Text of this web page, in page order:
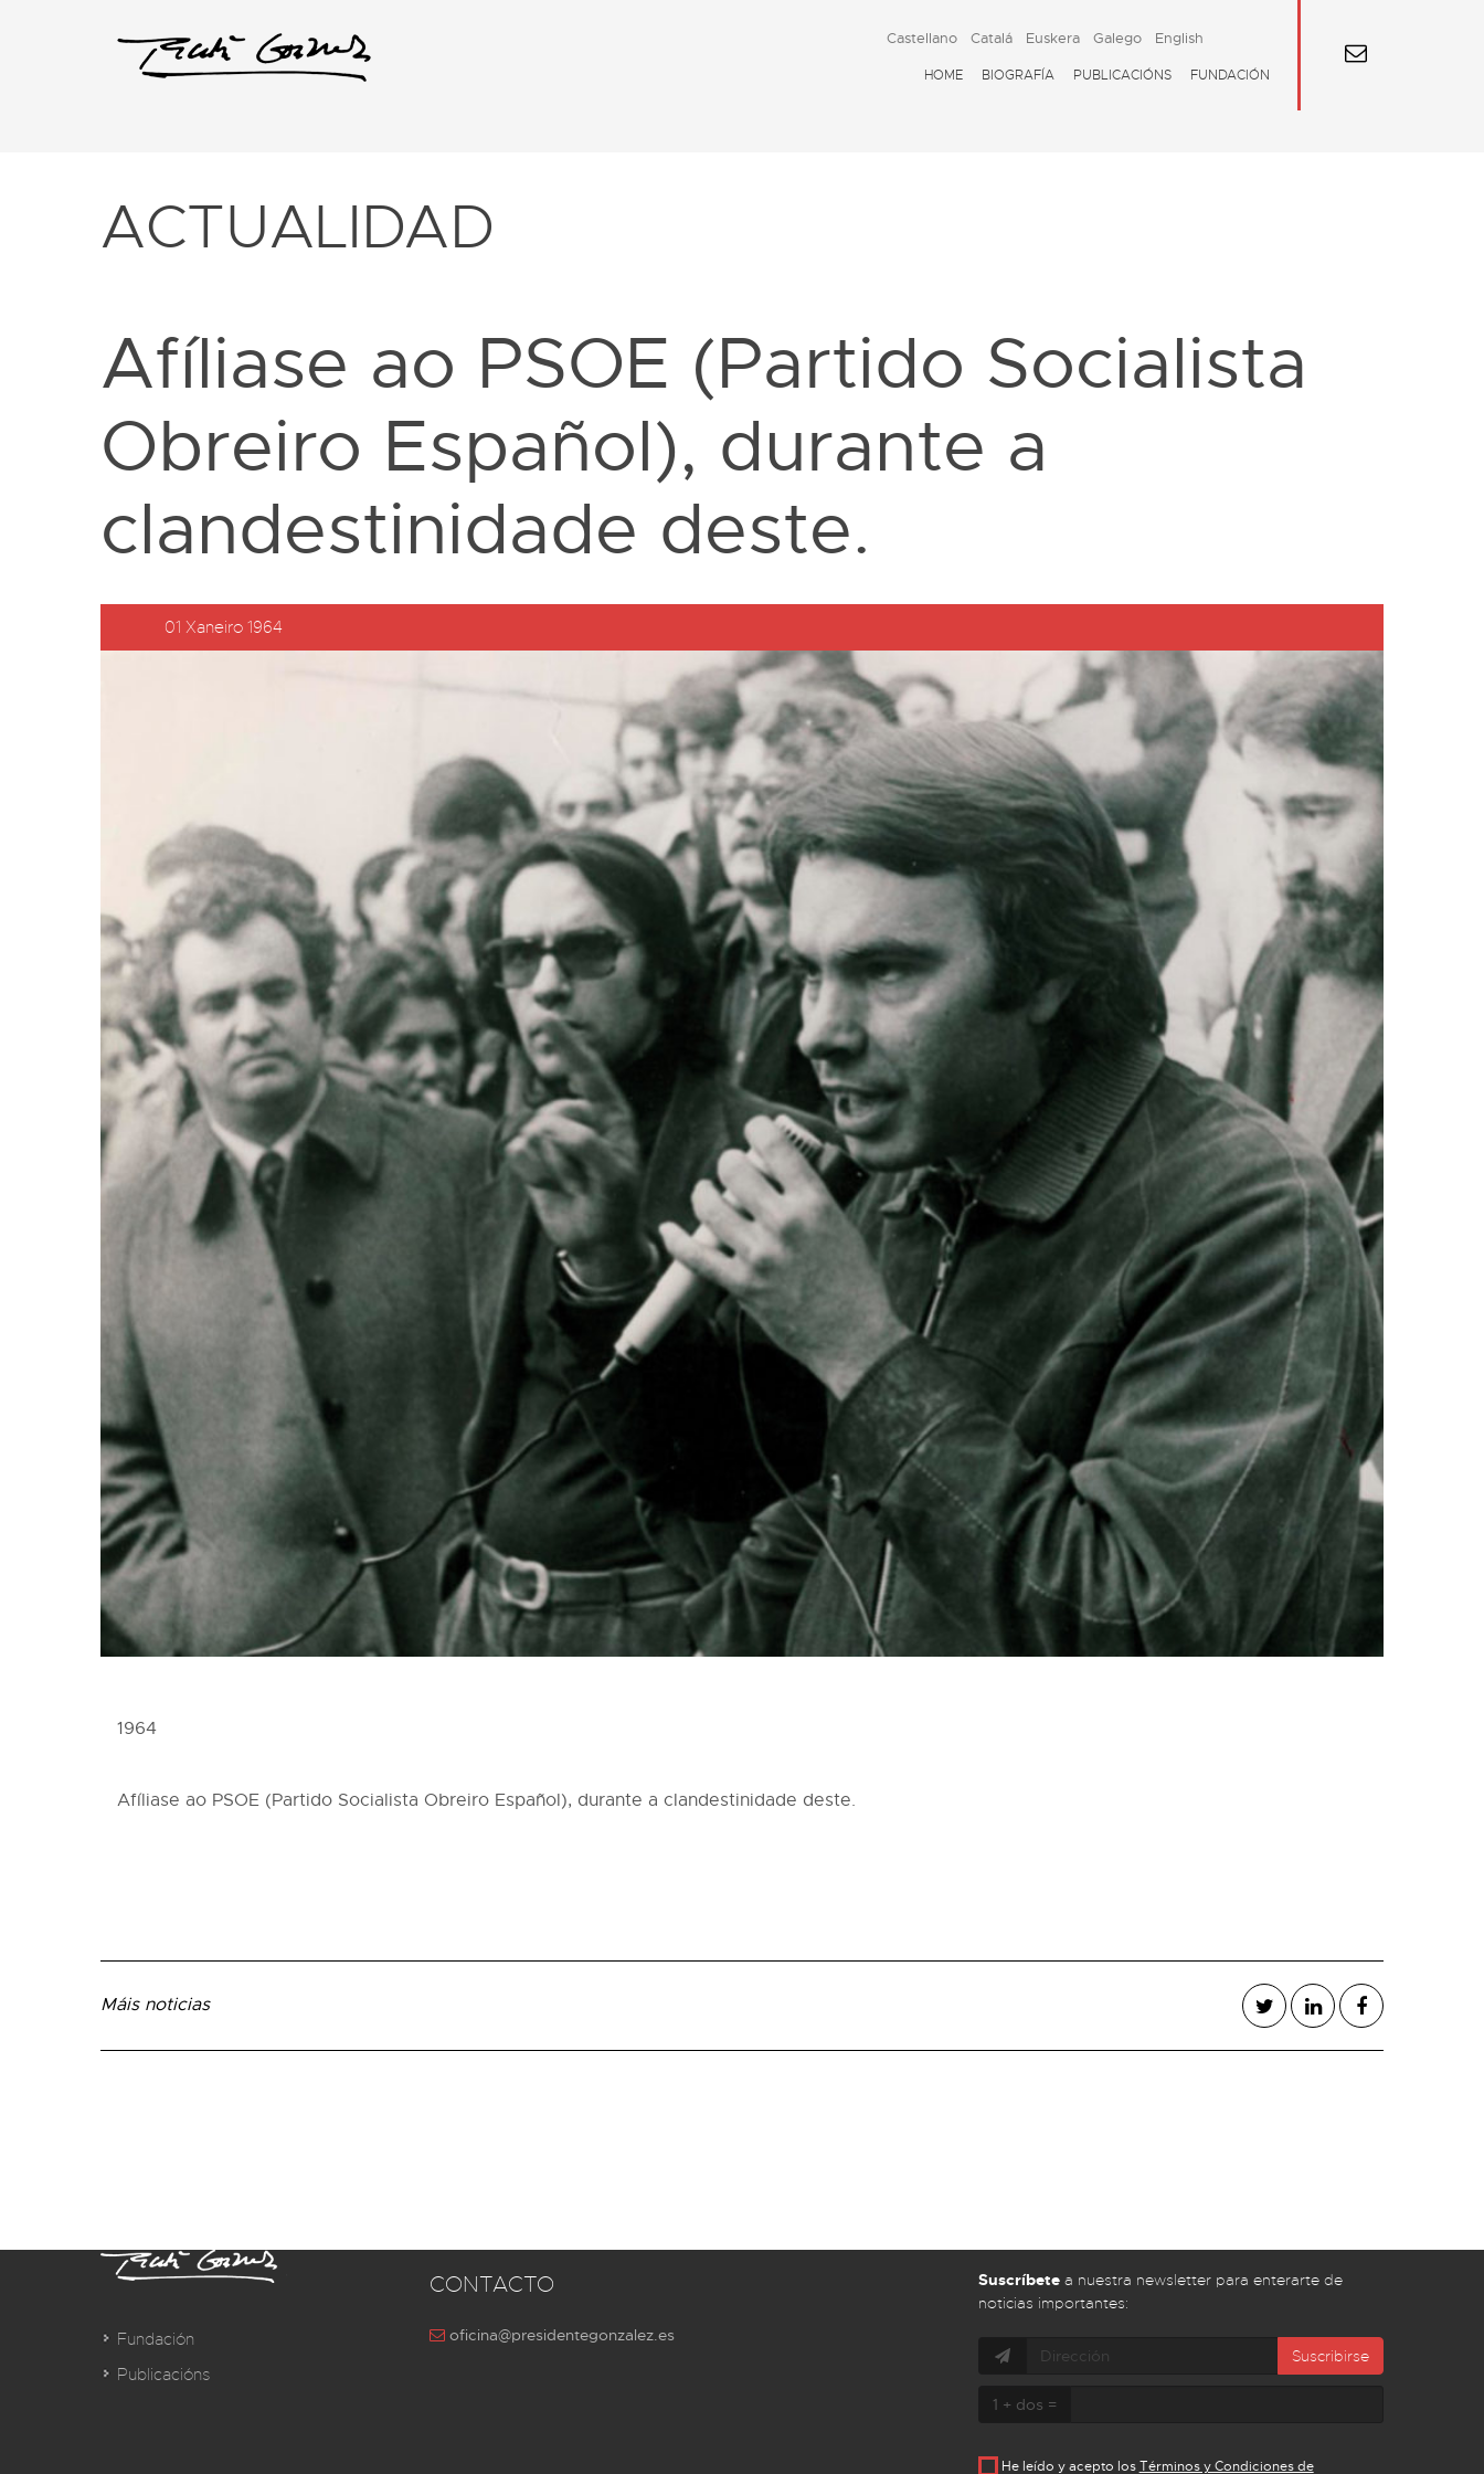
HOME BIOGRAFÍA PUBLICACIÓNS FUNDACIÓN
Castellano Catalá Euskera Galego English
ACTUALIDAD
Afíliase ao PSOE (Partido Socialista
Obreiro Español), durante a
clandestinidade deste.
01 Xaneiro 1964
1964
Afíliase ao PSOE (Partido Socialista Obreiro Español), durante a clandestinidade deste.
Máis noticias
Fundación
Publicacións
CONTACTO
oficina@presidentegonzalez.es
Suscríbetea nuestra newsletter para enterarte de
noticias importantes:
Suscribirse
1 + dos =
He leído y acepto los Términos y Condiciones de